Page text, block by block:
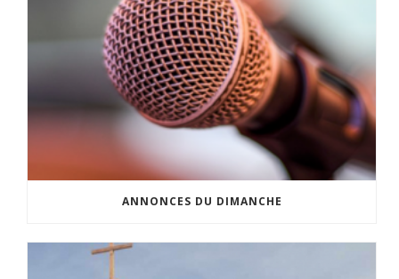
ANNONCES DU DIMANCHE